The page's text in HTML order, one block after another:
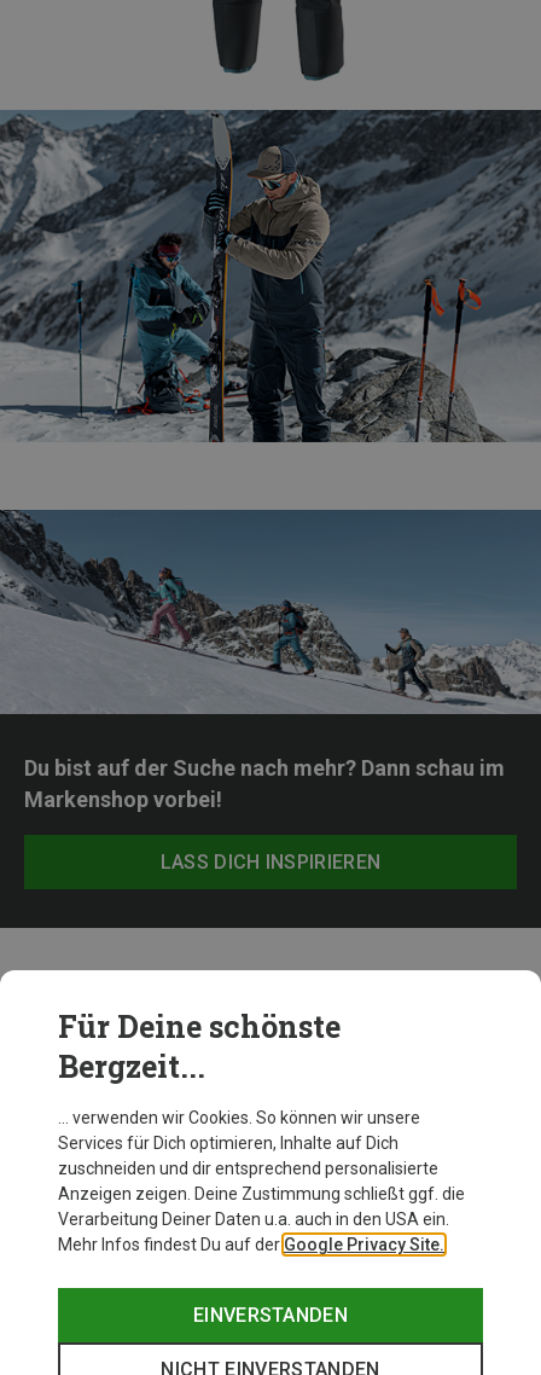
Du bist auf der Suche nach mehr? Dann schau im
Markenshop vorbei!
LASS DICH INSPIRIEREN
Für Deine schönste
Bergzeit...
… verwenden wir Cookies. So können wir unsere
Services für Dich optimieren, Inhalte auf Dich
zuschneiden und dir entsprechend personalisierte
Anzeigen zeigen. Deine Zustimmung schließt ggf. die
Verarbeitung Deiner Daten u.a. auch in den USA ein.
Mehr Infos findest Du auf der Google Privacy Site.
EINVERSTANDEN
NICHT EINVERSTANDEN